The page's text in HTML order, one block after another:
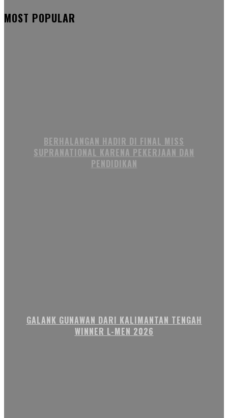
MOST POPULAR
BERHALANGAN HADIR DI FINAL MISS
SUPRANATIONAL KARENA PEKERJAAN DAN
PENDIDIKAN
GALANK GUNAWAN DARI KALIMANTAN TENGAH
WINNER L-MEN 2026